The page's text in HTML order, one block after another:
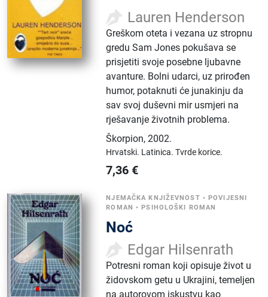
Lauren Henderson
Greškom oteta i vezana uz stropnu
gredu Sam Jones pokušava se
prisjetiti svoje posebne ljubavne
avanture. Bolni udarci, uz prirođen
humor, potaknuti će junakinju da
sav svoj duševni mir usmjeri na
rješavanje životnih problema.
Škorpion,2002.
Hrvatski. Latinica.Tvrde korice.
7,36 €
NJEMAČKA KNJIŽEVNOST •POVIJESNI
ROMAN •PSIHOLOŠKI ROMAN
Noć
Edgar Hilsenrath
Potresni roman koji opisuje život u
židovskom getu u Ukrajini, temeljen
na autorovom iskustvu kao